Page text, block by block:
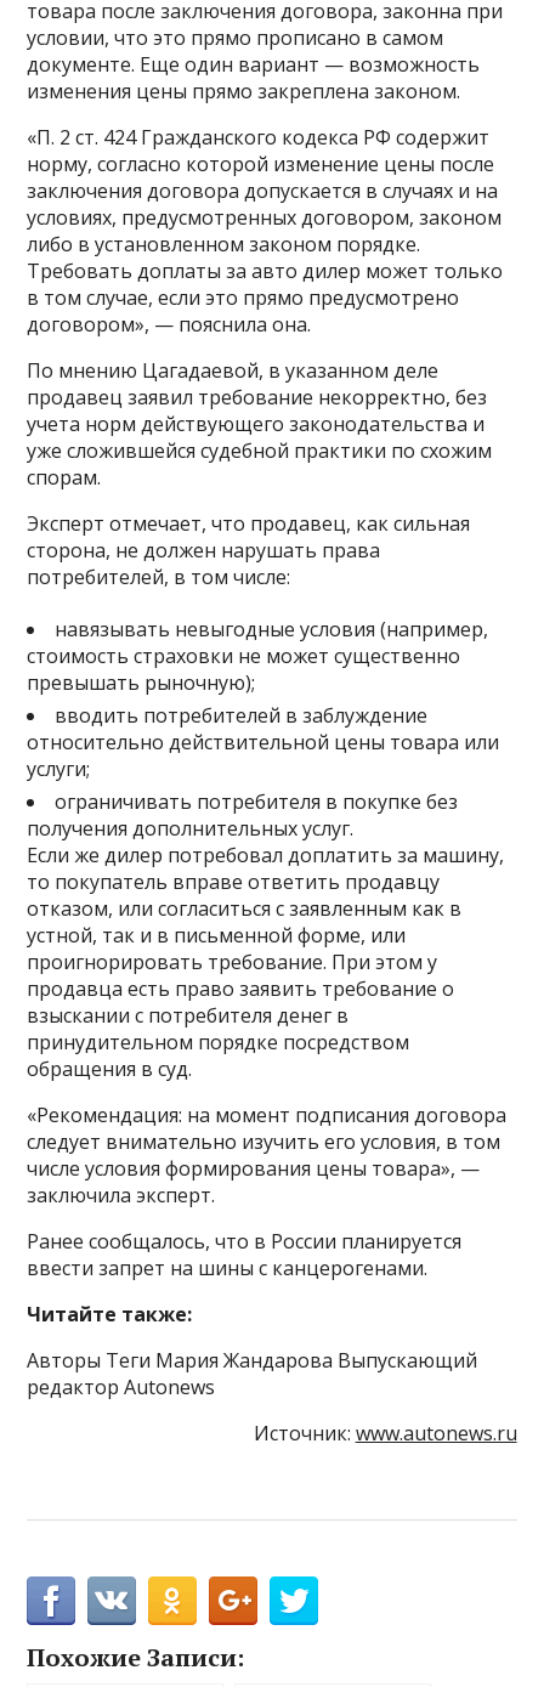
товара после заключения договора, законна при
условии, что это прямо прописано в самом
документе. Еще один вариант — возможность
изменения цены прямо закреплена законом.
«П. 2 ст. 424 Гражданского кодекса РФ содержит
норму, согласно которой изменение цены после
заключения договора допускается в случаях и на
условиях, предусмотренных договором, законом
либо в установленном законом порядке.
Требовать доплаты за авто дилер может только
в том случае, если это прямо предусмотрено
договором», — пояснила она.
По мнению Цагадаевой, в указанном деле
продавец заявил требование некорректно, без
учета норм действующего законодательства и
уже сложившейся судебной практики по схожим
спорам.
Эксперт отмечает, что продавец, как сильная
сторона, не должен нарушать права
потребителей, в том числе:
навязывать невыгодные условия (например,
стоимость страховки не может существенно
превышать рыночную);
вводить потребителей в заблуждение
относительно действительной цены товара или
услуги;
ограничивать потребителя в покупке без
получения дополнительных услуг.
Если же дилер потребовал доплатить за машину,
то покупатель вправе ответить продавцу
отказом, или согласиться с заявленным как в
устной, так и в письменной форме, или
проигнорировать требование. При этом у
продавца есть право заявить требование о
взыскании с потребителя денег в
принудительном порядке посредством
обращения в суд.
«Рекомендация: на момент подписания договора
следует внимательно изучить его условия, в том
числе условия формирования цены товара», —
заключила эксперт.
Ранее сообщалось, что в России планируется
ввести запрет на шины с канцерогенами.
Читайте также:
Авторы Теги Мария Жандарова Выпускающий
редактор Autonews
Источник: www.autonews.ru
Похожие Записи: